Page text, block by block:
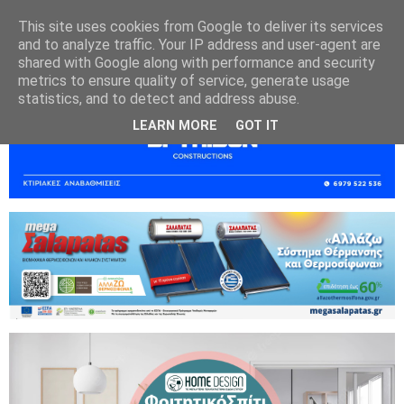
This site uses cookies from Google to deliver its services
and to analyze traffic. Your IP address and user-agent are
shared with Google along with performance and security
metrics to ensure quality of service, generate usage
statistics, and to detect and address abuse.
LEARN MORE GOT IT